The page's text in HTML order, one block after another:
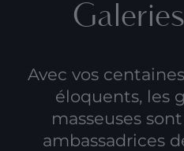
Avec vos
éloquents, les
masseuses
ambassadrices